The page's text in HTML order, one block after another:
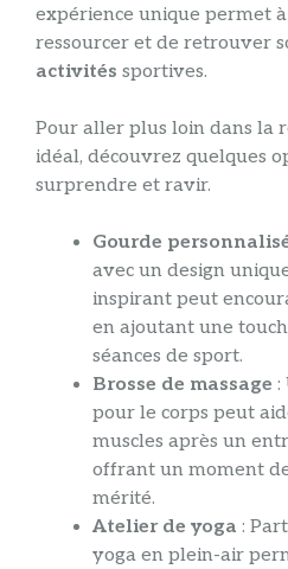
expérience unique permet
ressourcer et de retrouver
activités sportives.
Pour aller plus loin dans la
idéal, découvrez quelques
surprendre et ravir.
Gourde
avec un design
inspirant peut
en ajoutant une
séances de sport.
Brosse de massage :
pour le corps peut
muscles après un
offrant un moment
mérité.
Atelier de yoga :
yoga en plein-air